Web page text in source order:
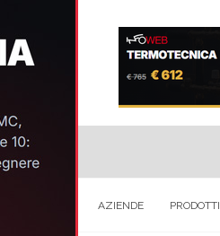
AZIENDE PRODOTTI